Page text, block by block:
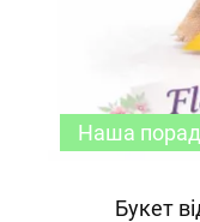
Букет
Наша